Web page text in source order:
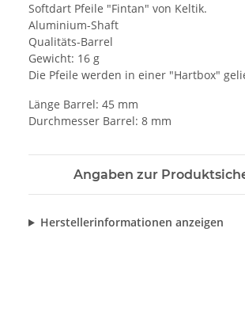
Softdart Pfeile "Fintan" von Keltik.
Aluminium-Shaft
Qualitäts-Barrel
Gewicht: 16 g
Die Pfeile werden in einer "Hartbox"
Länge Barrel: 45 mm
Durchmesser Barrel: 8 mm
Angaben zur
Herstellerinformationen anzeigen